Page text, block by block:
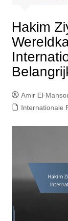
Hakim
Amir El-
Internationale